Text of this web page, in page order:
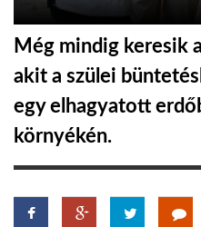
GLOBOTV BP
Még mindig keresik
akit a szülei
egy elhagyatott
környékén.